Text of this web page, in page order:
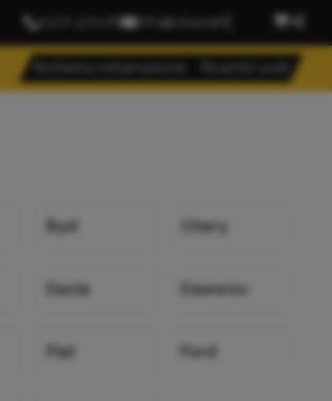
0372 471176 info@visacar.it
Byd Chery
Dacia Daewoo
Fiat Ford